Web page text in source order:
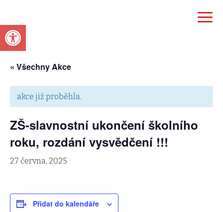
Open toolbar
« Všechny Akce
akce již proběhla.
ZŠ-slavnostní ukončení školního
roku, rozdání vysvědčení !!!
27 června, 2025
Přidat do kalendáře